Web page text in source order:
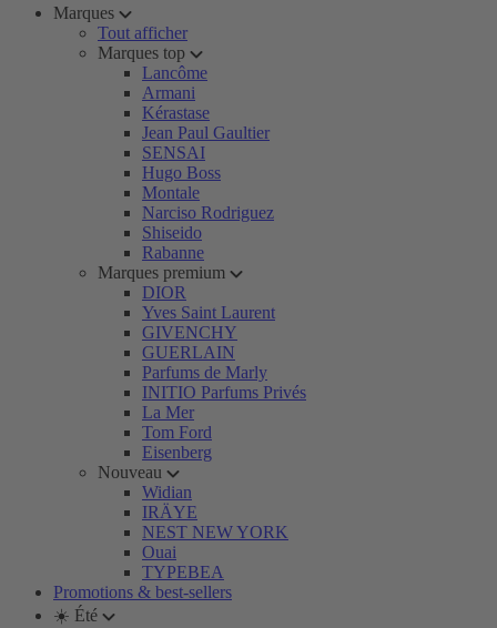
Marques
Tout afficher
Marques top
Lancôme
Armani
Kérastase
Jean Paul Gaultier
SENSAI
Hugo Boss
Montale
Narciso Rodriguez
Shiseido
Rabanne
Marques premium
DIOR
Yves Saint Laurent
GIVENCHY
GUERLAIN
Parfums de Marly
INITIO Parfums Privés
La Mer
Tom Ford
Eisenberg
Nouveau
Widian
IRÄYE
NEST NEW YORK
Ouai
TYPEBEA
Promotions & best-sellers
☀️ Été